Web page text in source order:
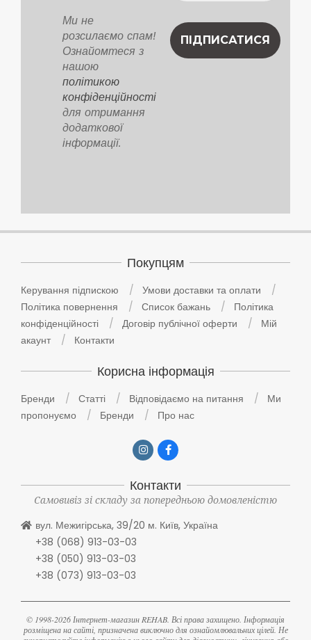
Ми не
розсилаємо спам!
Ознайомтеся з
нашою
політикою
конфіденційності
для отримання
додаткової
інформації.
Покупцям
Керування підпискою
Умови доставки та оплати
Політика повернення
Список бажань
Політика
конфіденційності
Договір публічної оферти
Мій
акаунт
Контакти
Корисна інформація
Бренди Статті Відповідаємо на питання
Ми
пропонуємо
Бренди Про нас
Контакти
Самовивіз зі складу за попередньою домовленістю
вул. Межигірська, 39/20 м. Київ, Україна
+38 (068) 913-03-03
+38 (050) 913-03-03
+38 (073) 913-03-03
© 1998-2026 Інтернет-магазин REHAB. Всі права захищено. Інформація
розміщена на сайті, призначена виключно для ознайомлювальних цілей. Не